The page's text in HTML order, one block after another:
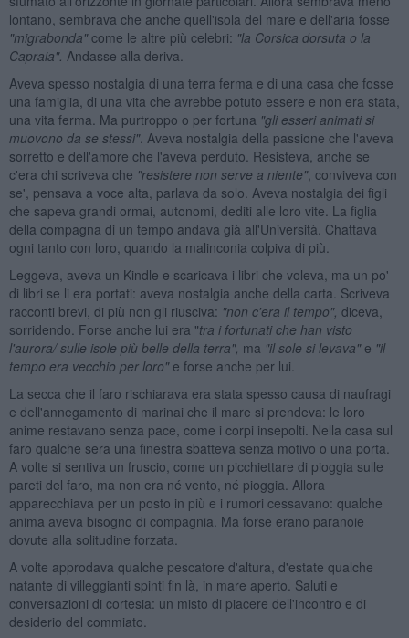
lontano, sembrava che anche quell'isola del mare e dell'aria fosse
"migrabonda"come le altre più celebri: "la Corsica dorsuta o la
Capraia". Andasse alla deriva.
Aveva spesso nostalgia di una terra ferma e di una casa che fosse
una famiglia, di una vita che avrebbe potuto essere e non era stata,
una vita ferma. Ma purtroppo o per fortuna "gli esseri animati si
muovono da se stessi". Aveva nostalgia della passione che l'aveva
sorretto e dell'amore che l'aveva perduto. Resisteva, anche se
c'era chi scriveva che "resistere non serve a niente", conviveva con
se', pensava a voce alta, parlava da solo. Aveva nostalgia dei figli
che sapeva grandi ormai, autonomi, dediti alle loro vite. La figlia
della compagna di un tempo andava già all'Università. Chattava
ogni tanto con loro, quando la malinconia colpiva di più.
Leggeva, aveva un Kindle e scaricava i libri che voleva, ma un po'
di libri se li era portati: aveva nostalgia anche della carta. Scriveva
racconti brevi, di più non gli riusciva: "non c'era il tempo", diceva,
sorridendo. Forse anche lui era "tra i fortunati che han visto
l'aurora/ sulle isole più belle della terra", ma "il sole si levava"e "il
tempo era vecchio per loro" e forse anche per lui.
La secca che il faro rischiarava era stata spesso causa di naufragi
e dell'annegamento di marinai che il mare si prendeva: le loro
anime restavano senza pace, come i corpi insepolti. Nella casa sul
faro qualche sera una finestra sbatteva senza motivo o una porta.
A volte si sentiva un fruscio, come un picchiettare di pioggia sulle
pareti del faro, ma non era né vento, né pioggia. Allora
apparecchiava per un posto in più e i rumori cessavano: qualche
anima aveva bisogno di compagnia. Ma forse erano paranoie
dovute alla solitudine forzata.
A volte approdava qualche pescatore d'altura, d'estate qualche
natante di villeggianti spinti fin là, in mare aperto. Saluti e
conversazioni di cortesia: un misto di piacere dell'incontro e di
desiderio del commiato.